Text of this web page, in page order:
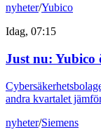
nyheter/Yubico
Idag, 07:15
Just nu: Yubico
andra kvartalet
nyheter/Siemens